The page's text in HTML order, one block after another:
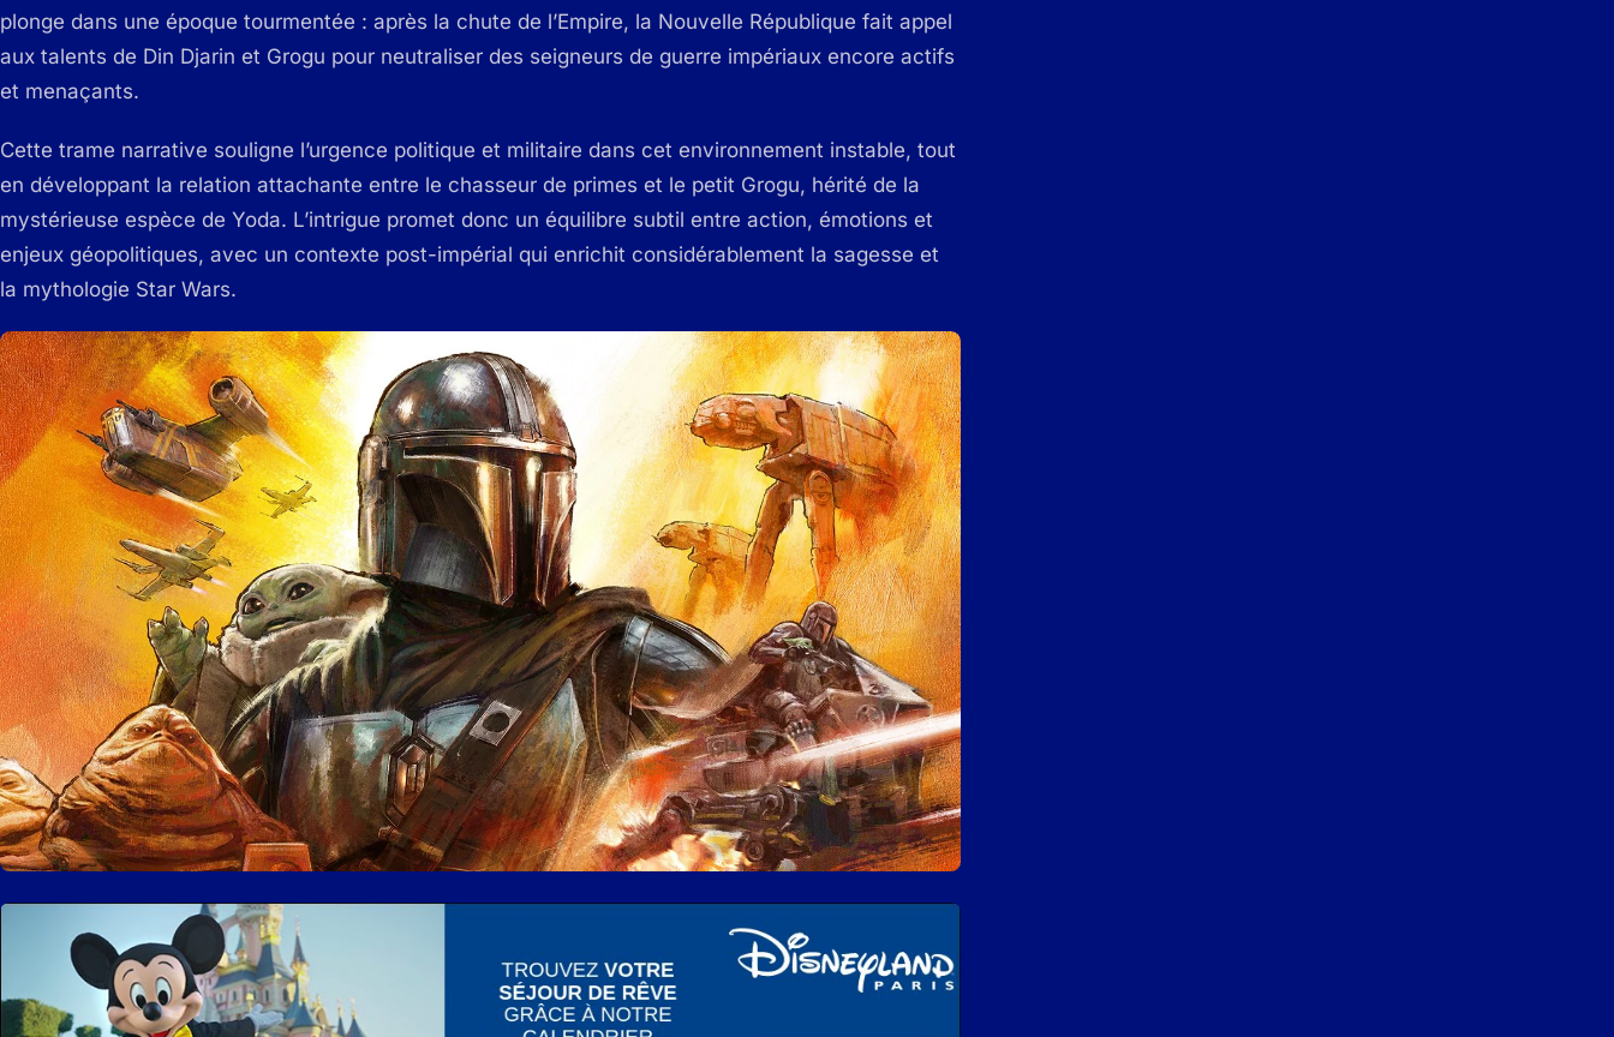
plonge dans une époque tourmentée : après la chute de l’Empire, la Nouvelle République fait appel
aux talents de Din Djarin et Grogu pour neutraliser des seigneurs de guerre impériaux encore actifs
et menaçants.
Cette trame narrative souligne l’urgence politique et militaire dans cet environnement instable, tout
en développant la relation attachante entre le chasseur de primes et le petit Grogu, hérité de la
mystérieuse espèce de Yoda. L’intrigue promet donc un équilibre subtil entre action, émotions et
enjeux géopolitiques, avec un contexte post-impérial qui enrichit considérablement la sagesse et
la mythologie Star Wars.